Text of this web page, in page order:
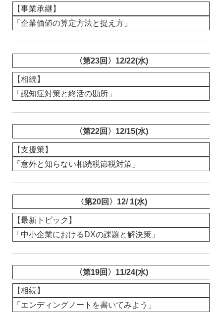
【事業承継】
「企業価値の算定方法と捉え方」
〈第23回〉12/22(水)
【相続】
「認知症対策と終活の勘所」
〈第22回〉12/15(水)
【支援策】
「意外と知らない相続税節税対策」
〈第20回〉12/ 1(水)
【最新トピック】
「中小企業におけるDXの課題と解決策」
〈第19回〉11/24(水)
【相続】
「エンディングノートを書いてみよう」